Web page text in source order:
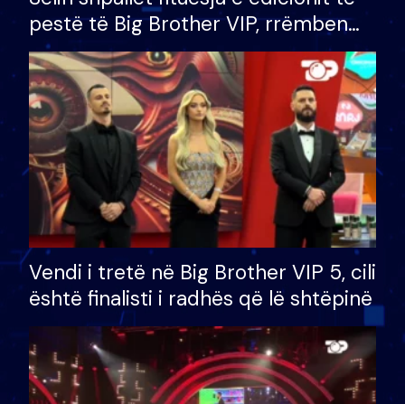
pestë të Big Brother VIP, rrëmben
çmimin e madh prej 100 mijë eurosh
Vendi i tretë në Big Brother VIP 5, cili
është finalisti i radhës që lë shtëpinë